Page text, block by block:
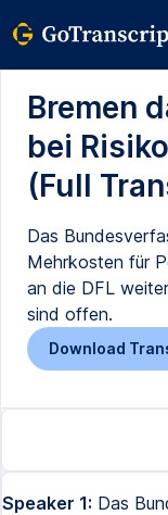
Bremen
bei
(Full
Das
Mehrkosten für
an die DFL
sind offen.
Download
Speaker 1: Das